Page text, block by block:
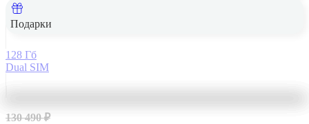
Подарки
128 Гб
Dual SIM
130 490 ₽